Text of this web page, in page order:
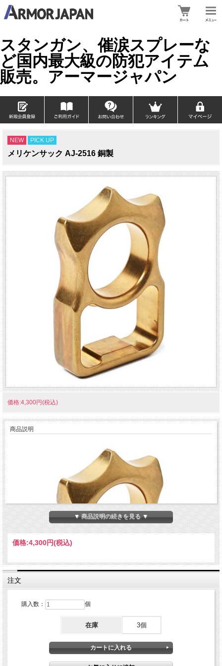
スタンガン、催涙スプレーな
ど国内最大級の防犯アイテム
販売。アーマージャパン
NEW PICK UP
メリケンサック AJ-2516 銅製
価格:4,300円(税込)
商品説明
▼ 商品説明の続きを見る ▼
価格:4,300円(税込)
注文
購入数： 個
在庫 3個